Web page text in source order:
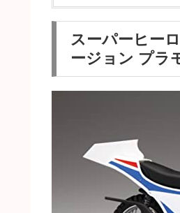
スーパーヒー
ージョン プラ